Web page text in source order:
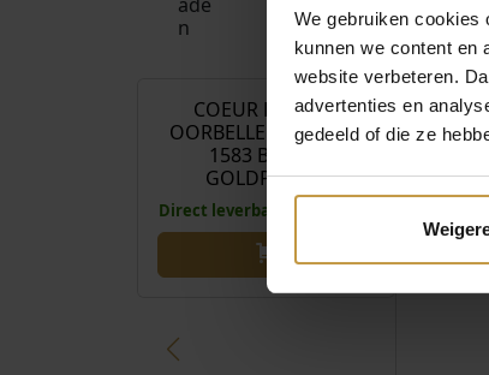
We gebruiken cookies
kunnen we content en
website verbeteren.
advertenties en
gedeeld of die ze
€65,00
COEUR DE LION
OORBELLEN 2838/20-
1583 BLAUW
GOLDPLATED
Direct leverbaar, 1 werkdag